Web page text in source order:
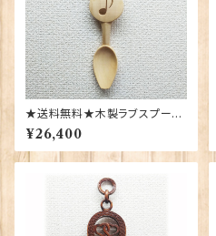
★送料無料★木製ラブスプーン
【SL-71】Sion Llewellyn 4015
3
¥26,400